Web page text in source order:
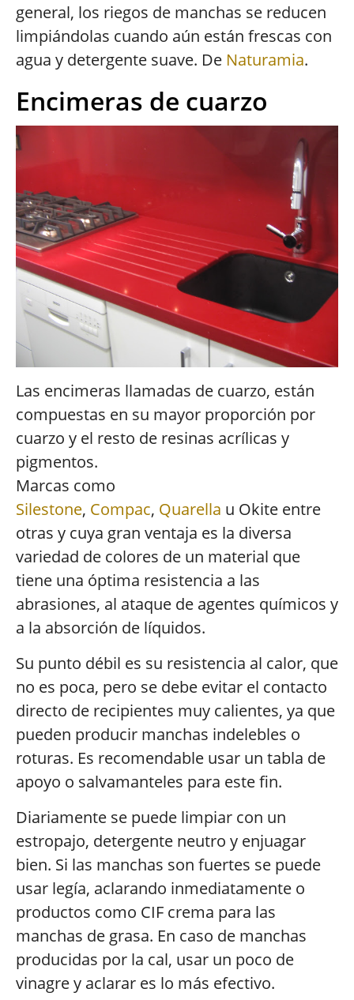
general, los riegos de manchas se reducen
limpiándolas cuando aún están frescas con
agua y detergente suave. De Naturamia.
Encimeras de cuarzo
Las encimeras llamadas de cuarzo, están
compuestas en su mayor proporción por
cuarzo y el resto de resinas acrílicas y
pigmentos.
Marcas como
Silestone, Compac, Quarella u Okite entre
otras y cuya gran ventaja es la diversa
variedad de colores de un material que
tiene una óptima resistencia a las
abrasiones, al ataque de agentes químicos y
a la absorción de líquidos.
Su punto débil es su resistencia al calor, que
no es poca, pero se debe evitar el contacto
directo de recipientes muy calientes, ya que
pueden producir manchas indelebles o
roturas. Es recomendable usar un tabla de
apoyo o salvamanteles para este fin.
Diariamente se puede limpiar con un
estropajo, detergente neutro y enjuagar
bien. Si las manchas son fuertes se puede
usar legía, aclarando inmediatamente o
productos como CIF crema para las
manchas de grasa. En caso de manchas
producidas por la cal, usar un poco de
vinagre y aclarar es lo más efectivo.